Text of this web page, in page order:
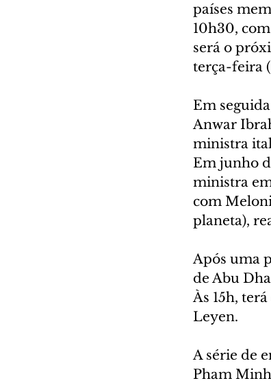
países
10h30,
será o
terça-feira
Em
Anwar
ministra
Em junho
ministra
com
planeta),
Após uma
de Abu
Às 15h,
Leyen.
A série de
Pham